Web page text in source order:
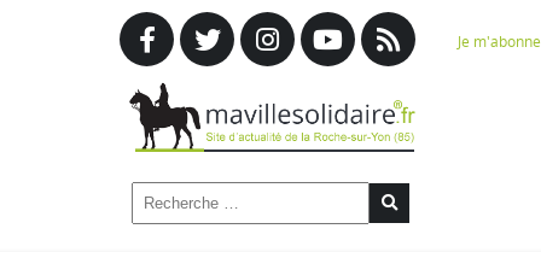
Je m'abonne